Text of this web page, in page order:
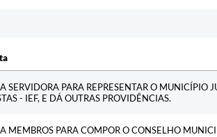
SERVIDORA PARA REPRESENTAR O MUNICÍPIO
- IEF, E DÁ OUTRAS PROVIDÊNCIAS.
MEMBROS PARA COMPOR O CONSELHO